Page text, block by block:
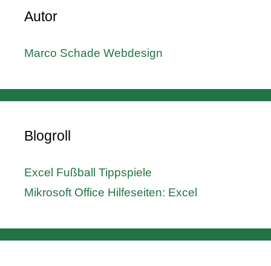
Autor
Marco Schade Webdesign
Blogroll
Excel Fußball Tippspiele
Mikrosoft Office Hilfeseiten: Excel